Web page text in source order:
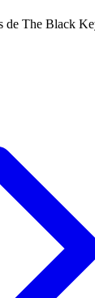
de The Black